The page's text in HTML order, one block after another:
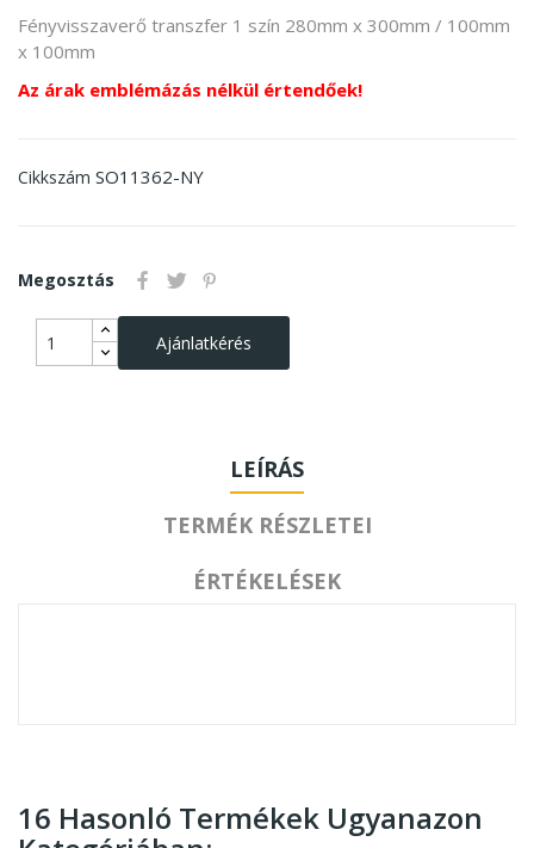
Fényvisszaverő transzfer 1 szín 280mm x 300mm / 100mm
x 100mm
Az árak emblémázás nélkül értendőek!
Cikkszám SO11362-NY
Megosztás
Ajánlatkérés
LEÍRÁS
TERMÉK RÉSZLETEI
ÉRTÉKELÉSEK
16 Hasonló Termékek Ugyanazon